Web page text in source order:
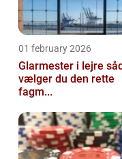
01 february 2026
Glarmester i lejre sådan
vælger du den rette
fagm...